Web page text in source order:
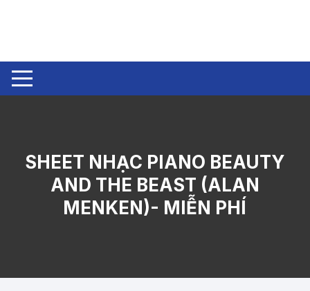
SHEET NHẠC PIANO BEAUTY
AND THE BEAST (ALAN
MENKEN)- MIỄN PHÍ